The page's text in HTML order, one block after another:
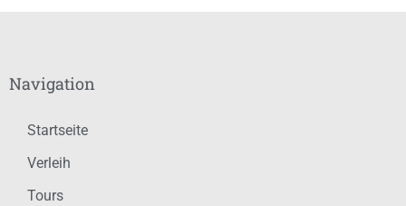
Navigation
Startseite
Verleih
Tours